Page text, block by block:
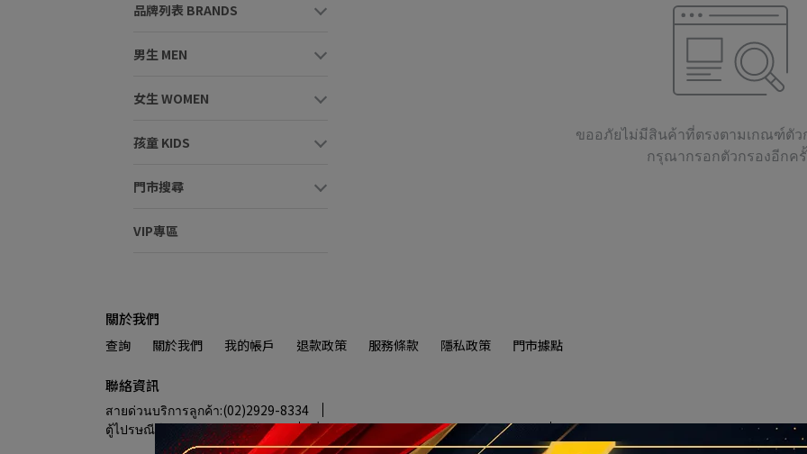
品牌列表 BRANDS
男生 MEN
女生 WOMEN
孩童 KIDS
門市搜尋
VIP專區
ขออภัยไม่มีสินค้าที่ตรงตามเกณฑ์ตั
กรุณากรอกตัวกรองอีกค
關於我們
查詢 關於我們 我的帳戶 退款政策 服務條款 隱私政策 門市據點
聯絡資訊
สายด่วนบริการลูกค้า:(02)2929-8334
ตู้ไปรษณีย์:halin@halin.com.tw
ที่อยู่:新北市汐止區大同路一段239號16-1 หมายเลขรวม:90322663